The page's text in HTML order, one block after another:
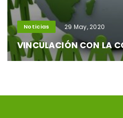
Noticias 29 May, 2020
VINCULACIÓN CON LA